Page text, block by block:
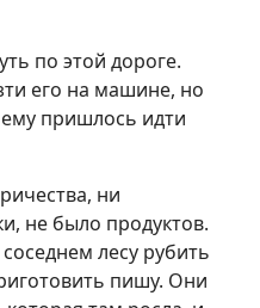
по этой дороге.
его на машине, но
пришлось идти
ни
не было продуктов.
лесу рубить
пишу. Они